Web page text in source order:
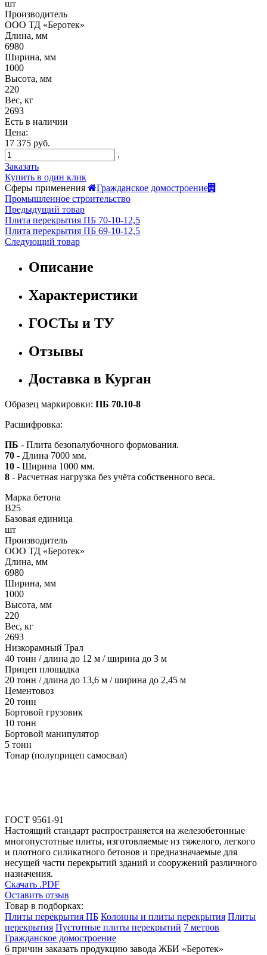
шт
Производитель
ООО ТД «Беротек»
Длина, мм
6980
Ширина, мм
1000
Высота, мм
220
Вес, кг
2693
Есть в наличии
Цена:
17 375 руб.
.
Заказать
Купить в один клик
Сферы применения
Гражданское домостроение
Промышленное строительство
Предыдущий товар
Плита перекрытия ПБ 70-10-12,5
Плита перекрытия ПБ 69-10-12,5
Следующий товар
Описание
Характеристики
ГОСТы и ТУ
Отзывы
Доставка в Курган
Образец маркировки: ПБ 70.10-8
Расшифровка:
ПБ - Плита безопалубочного формования.
70 - Длина 7000 мм.
10 - Ширина 1000 мм.
8 - Расчетная нагрузка без учёта собственного веса.
Марка бетона
B25
Базовая единица
шт
Производитель
ООО ТД «Беротек»
Длина, мм
6980
Ширина, мм
1000
Высота, мм
220
Вес, кг
2693
Низкорамный Трал
40 тонн / длина до 12 м / ширина до 3 м
Прицеп площадка
20 тонн / длина до 13,6 м / ширина до 2,45 м
Цементовоз
20 тонн
Бортовой грузовик
10 тонн
Бортовой манипулятор
5 тонн
Тонар (полуприцеп самосвал)
ГОСТ 9561-91
Настоящий стандарт распространяется на железобетонные
многопустотные плиты, изготовляемые из тяжелого, легкого
и плотного силикатного бетонов и предназначаемые для
несущей части перекрытий зданий и сооружений различного
назначения.
Скачать .PDF
Оставить отзыв
Товар в подборках:
Плиты перекрытия ПБ Колонны и плиты перекрытия Плиты
перекрытия Пустотные плиты перекрытий 7 метров
Гражданское домостроение
6 причин заказать продукцию завода ЖБИ «Беротек»